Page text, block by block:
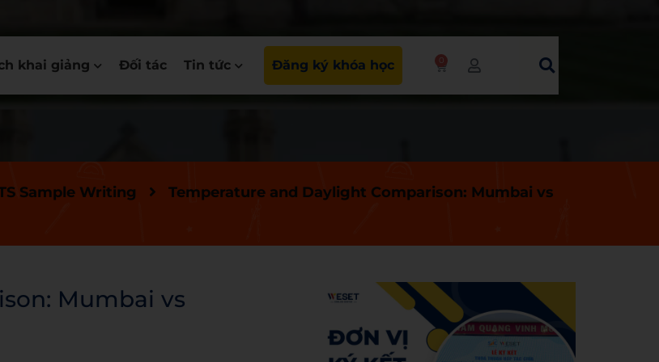
khai giảng Đối tác Tin tức Đăng ký khóa học 0
Sample Writing
Temperature and Daylight Comparison: Mumbai vs
Mumbai vs